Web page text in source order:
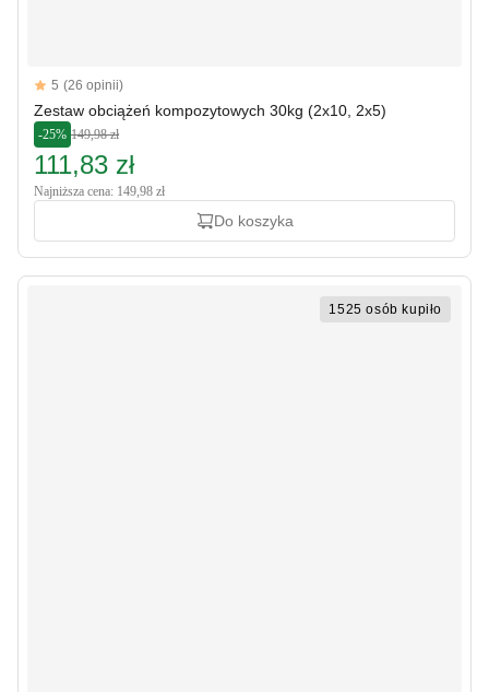
Reviews
5 out of 5 stars
5 (26 opinii)
Zestaw obciążeń kompozytowych 30kg (2x10, 2x5)
-25% 149,98 zł
111,83 zł
Najniższa cena: 149,98 zł
Do koszyka
1525 osób kupiło